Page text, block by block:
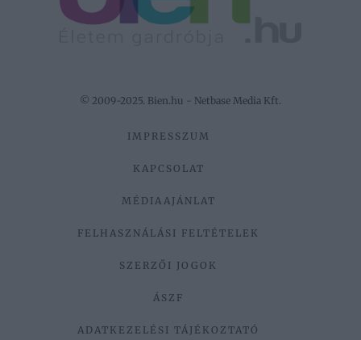
© 2009-2025. Bien.hu - Netbase Media Kft.
IMPRESSZUM
KAPCSOLAT
MÉDIAAJÁNLAT
FELHASZNÁLÁSI FELTÉTELEK
SZERZŐI JOGOK
ÁSZF
ADATKEZELÉSI TÁJÉKOZTATÓ